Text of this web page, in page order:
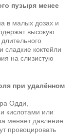
пузыря менее
в малых дозах и
высокую
сладкие коктейли
на слизистую
при удалённом
Одди,
кислотами или
меняет давление
провоцировать